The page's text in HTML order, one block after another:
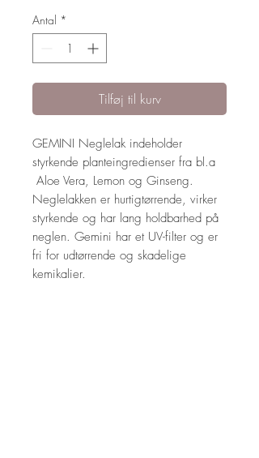
Antal *
Tilføj til kurv
GEMINI Neglelak indeholder
styrkende planteingredienser fra bl.a
Aloe Vera, Lemon og Ginseng.
Neglelakken er hurtigtørrende, virker
styrkende og har lang holdbarhed på
neglen. Gemini har et UV-filter og er
fri for udtørrende og skadelige
kemikalier.